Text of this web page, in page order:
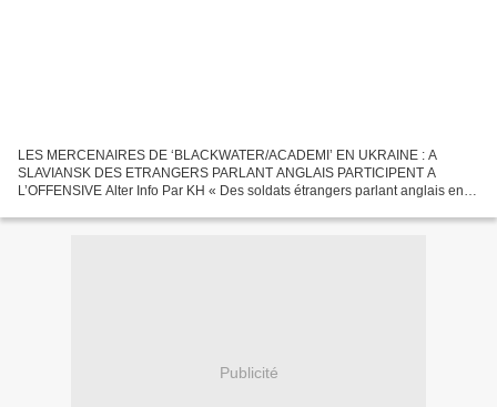
LES MERCENAIRES DE ‘BLACKWATER/ACADEMI’ EN UKRAINE : A
SLAVIANSK DES ETRANGERS PARLANT ANGLAIS PARTICIPENT A
L’OFFENSIVE Alter Info Par KH « Des soldats étrangers parlant anglais entre
Publicité